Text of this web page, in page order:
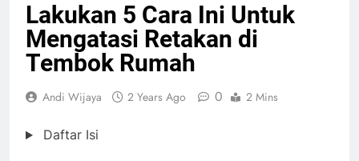
Lakukan 5 Cara Ini Untuk
Mengatasi Retakan di
Tembok Rumah
Andi Wijaya 2 Years Ago 0 2 Mins
Daftar Isi